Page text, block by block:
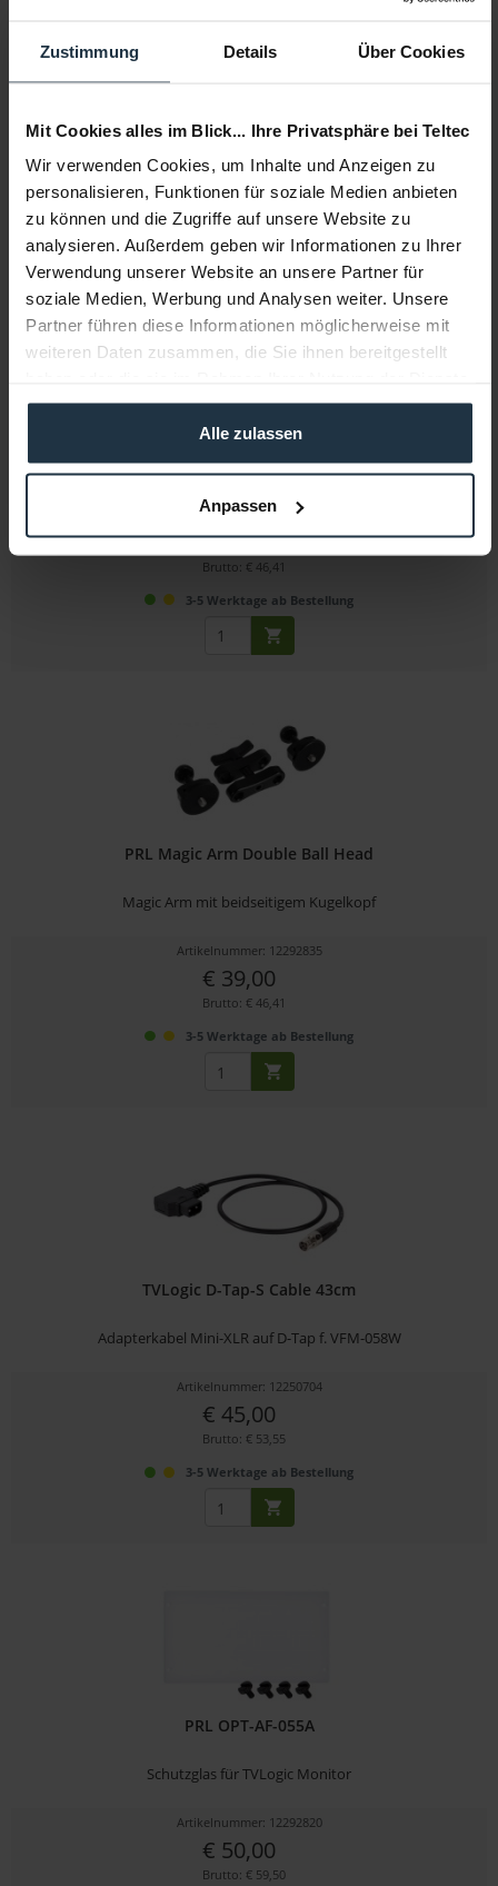
Zustimmung Details Über Cookies
Mit Cookies alles im Blick... Ihre Privatsphäre bei Teltec
Wir verwenden Cookies, um Inhalte und Anzeigen zu
personalisieren, Funktionen für soziale Medien anbieten
zu können und die Zugriffe auf unsere Website zu
analysieren. Außerdem geben wir Informationen zu Ihrer
Verwendung unserer Website an unsere Partner für
soziale Medien, Werbung und Analysen weiter. Unsere
Partner führen diese Informationen möglicherweise mit
weiteren Daten zusammen, die Sie ihnen bereitgestellt
gesammelt haben.
Alle zulassen
Anpassen
Brutto: € 34,51
3-5 Werktage ab Bestellung
Kabel zur Stromversorgung
Artikelnummer: 12292818
€ 39,00
Brutto: € 46,41
3-5 Werktage ab Bestellung
PRL Magic Arm Double Ball Head
Magic Arm mit beidseitigem Kugelkopf
Artikelnummer: 12292835
€ 39,00
Brutto: € 46,41
3-5 Werktage ab Bestellung
TVLogic D-Tap-S Cable 43cm
Adapterkabel Mini-XLR auf D-Tap f. VFM-058W
Artikelnummer: 12250704
€ 45,00
Brutto: € 53,55
3-5 Werktage ab Bestellung
PRL OPT-AF-055A
Schutzglas für TVLogic Monitor
Artikelnummer: 12292820
€ 50,00
Brutto: € 59,50